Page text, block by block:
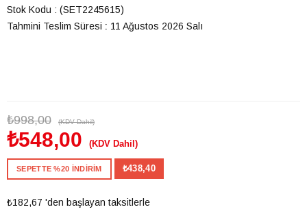
Stok Kodu
(SET2245615)
Tahmini Teslim Süresi : 11 Ağustos 2026 Salı
₺998,00 (KDV Dahil)
₺548,00 (KDV Dahil)
SEPETTE %20 İNDİRİM ₺438,40
₺182,67 'den başlayan taksitlerle